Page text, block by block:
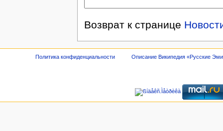
Возврат к странице
Политика конфиденциальности Описание Википедия «Русские